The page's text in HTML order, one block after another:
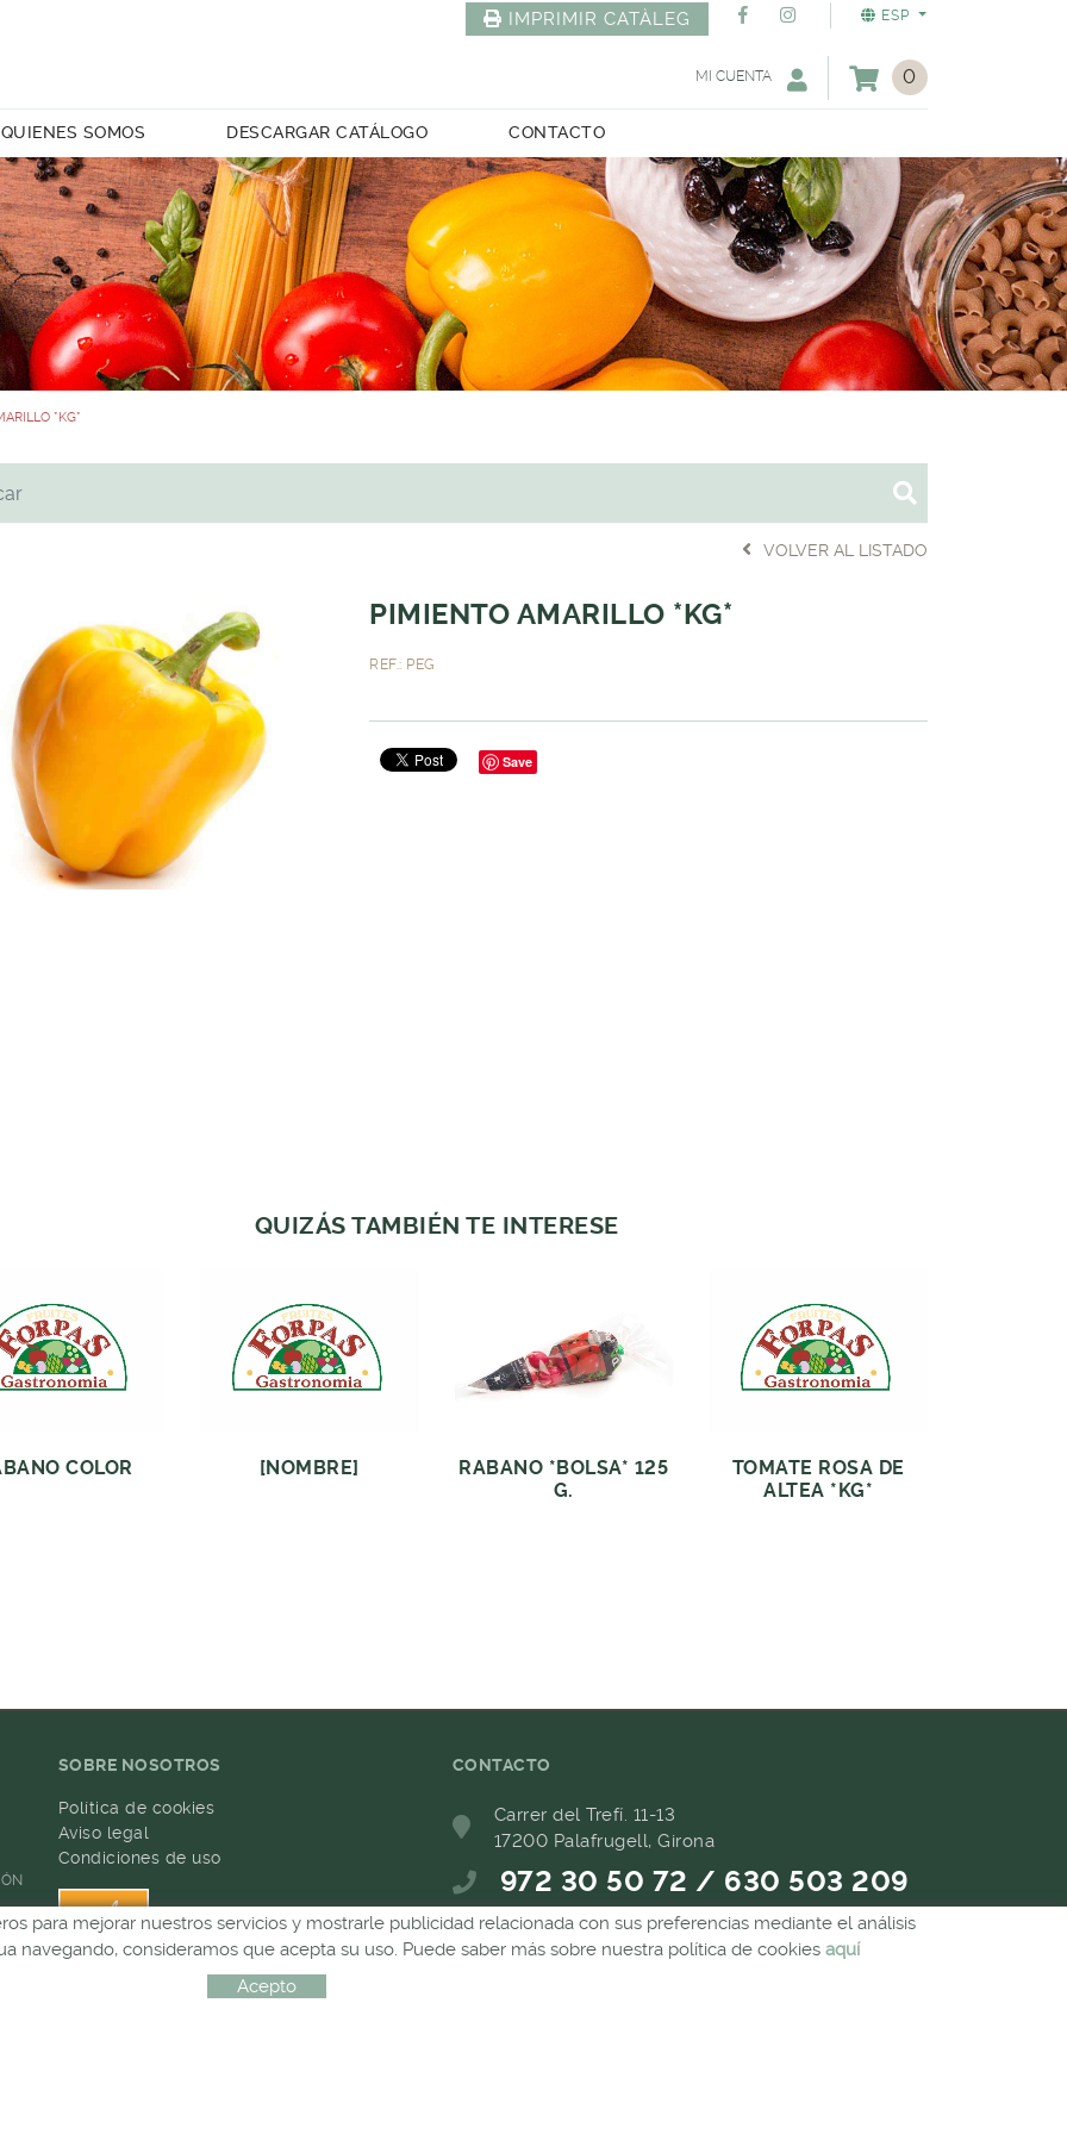
ESP
IMPRIMIR CATÀLEG
0
MI CUENTA
QUIENES SOMOS DESCARGAR CATÁLOGO CONTACTO
*KG*
VOLVER AL LISTADO
PIMIENTO AMARILLO *KG*
REF.: PEG
Save
QUIZÁS TAMBIÉN TE INTERESE
COLOR [NOMBRE]
RABANO *BOLSA* 125
G.
TOMATE ROSA DE
ALTEA *KG*
SOBRE NOSOTROS
Política de cookies
Aviso legal
Condiciones de uso
CONTACTO
Carrer del Trefí. 11-13
17200 Palafrugell, Girona
972 30 50 72 / 630 503 209
689 657 489
para mejorar nuestros servicios y mostrarle publicidad relacionada con sus preferencias mediante el análisis
navegando, consideramos que acepta su uso. Puede saber más sobre nuestra política de cookies aquí
Acepto